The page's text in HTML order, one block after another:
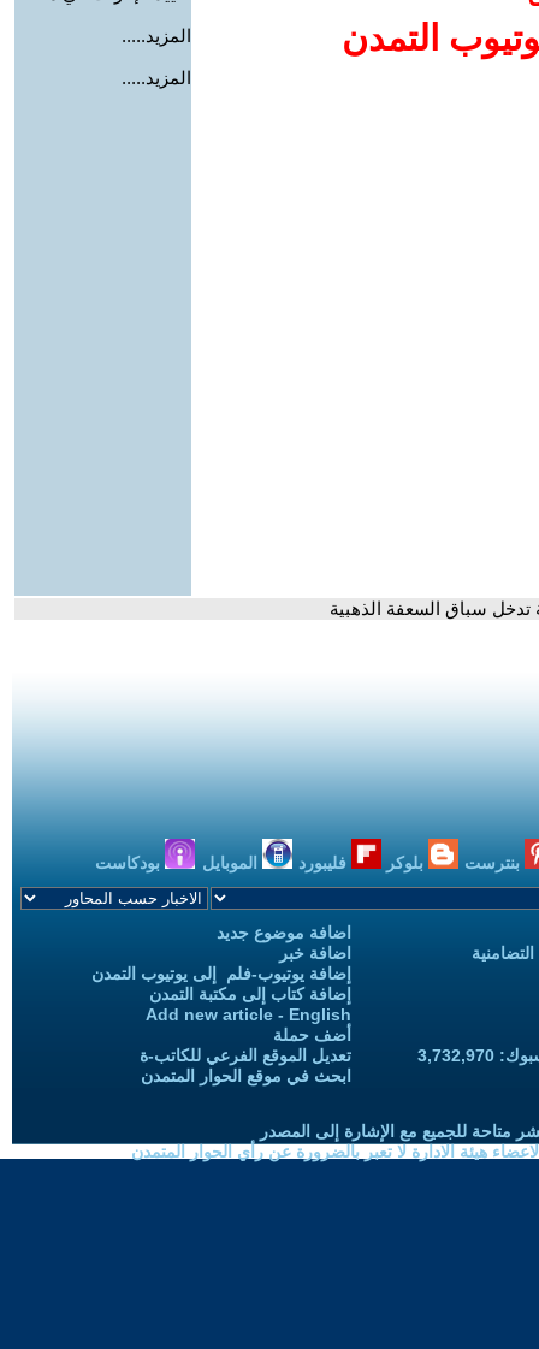
التمدن
المزيد.....
المزيد.....
سباق السعفة الذهبية
بنترست بلوكر فليبورد الموبايل بودكاست
اضافة موضوع جديد
اضافة خبر
إضافة يوتيوب-فلم إلى يوتيوب التمدن
إضافة كتاب إلى مكتبة التمدن
Add new article - English
أضف حملة
تعديل الموقع الفرعي للكاتب-ة
ابحث في موقع الحوار المتمدن
متاحة للجميع مع الإشارة إلى المصدر
هيئة الادارة لا تعبر بالضرورة عن رأي الحوار المتمدن